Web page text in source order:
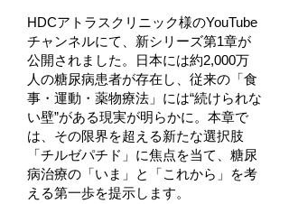
HDCアトラスクリニック様のYouTube
チャンネルにて、新シリーズ第1章が
公開されました。日本には約2,000万
人の糖尿病患者が存在し、従来の「食
事・運動・薬物療法」には“続けられな
い壁”がある現実が明らかに。本章で
は、その限界を超える新たな選択肢
「チルゼパチド」に焦点を当て、糖尿
病治療の「いま」と「これから」を考
える第一歩を提示します。